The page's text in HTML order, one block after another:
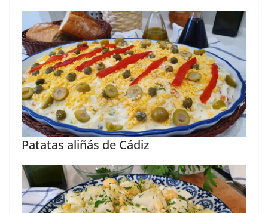
Patatas aliñás de Cádiz